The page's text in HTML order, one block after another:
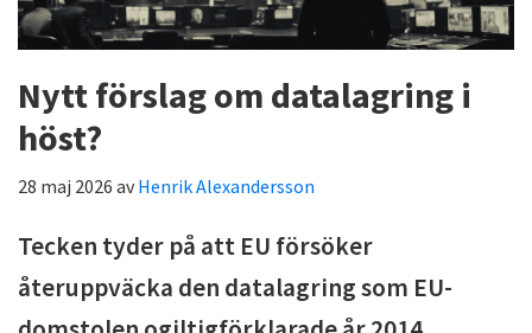
Nytt förslag om datalagring i
höst?
28 maj 2026 avHenrik Alexandersson
Tecken tyder på att EU försöker
återuppväcka den datalagring som EU-